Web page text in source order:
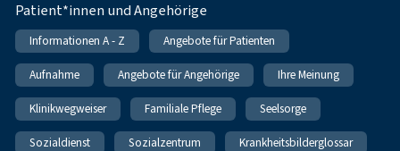
Patient*innen und Angehörige
Informationen A - Z Angebote für Patienten
Aufnahme Angebote für Angehörige Ihre Meinung
Klinikwegweiser Familiale Pflege Seelsorge
Sozialdienst Sozialzentrum Krankheitsbilderglossar